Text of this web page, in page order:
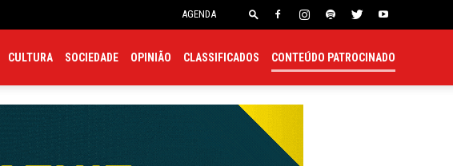
AGENDA
CULTURA SOCIEDADE OPINIÃO CLASSIFICADOS CONTEÚDO PATROCINADO